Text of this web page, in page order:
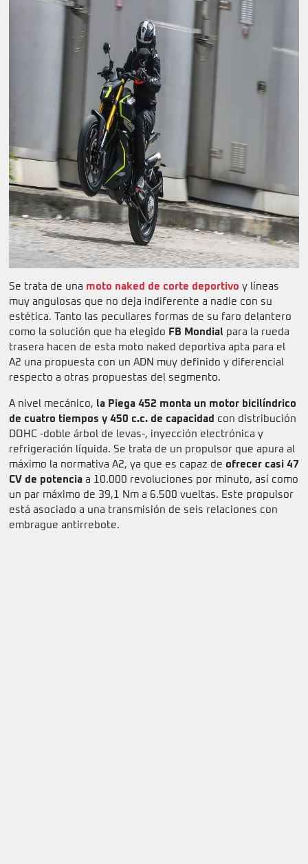
Se trata de una moto naked de corte deportivo y líneas
muy angulosas que no deja indiferente a nadie con su
estética. Tanto las peculiares formas de su faro delantero
como la solución que ha elegido FB Mondial para la rueda
trasera hacen de esta moto naked deportiva apta para el
A2 una propuesta con un ADN muy definido y diferencial
respecto a otras propuestas del segmento.
A nivel mecánico, la Piega 452 monta un motor bicilíndrico
de cuatro tiempos y 450 c.c. de capacidad con distribución
DOHC -doble árbol de levas-, inyección electrónica y
refrigeración líquida. Se trata de un propulsor que apura al
máximo la normativa A2, ya que es capaz de ofrecer casi 47
CV de potencia a 10.000 revoluciones por minuto, así como
un par máximo de 39,1 Nm a 6.500 vueltas. Este propulsor
está asociado a una transmisión de seis relaciones con
embrague antirrebote.